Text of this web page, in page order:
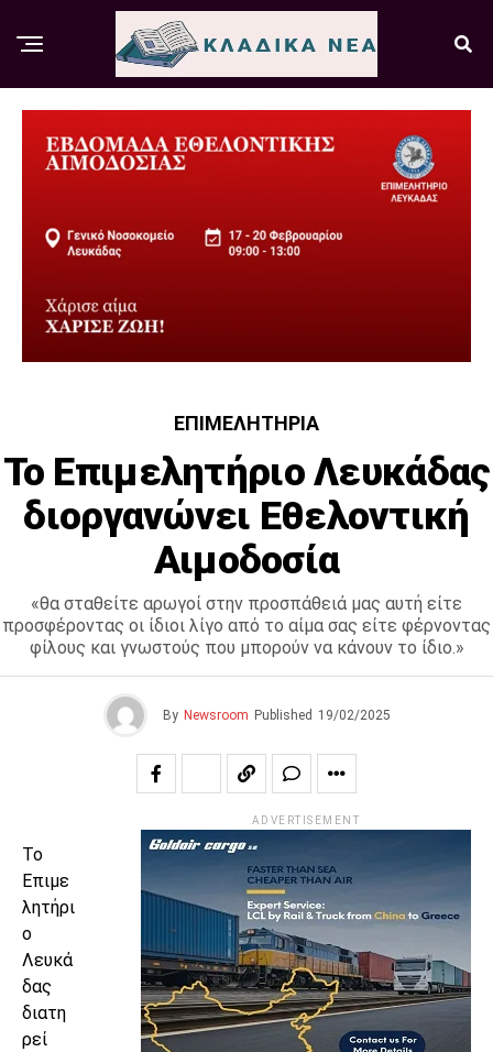
ΕΠΙΜΕΛΗΤΉΡΙΑ
Το Επιμελητήριο Λευκάδας
διοργανώνει Εθελοντική
Αιμοδοσία
«θα σταθείτε αρωγοί στην προσπάθειά μας αυτή είτε
προσφέροντας οι ίδιοι λίγο από το αίμα σας είτε φέρνοντας
φίλους και γνωστούς που μπορούν να κάνουν το ίδιο.»
By Newsroom Published 19/02/2025
Το
Επιμε
λητήρι
ο
Λευκά
δας
διατη
ρεί
ADVERTISEMENT